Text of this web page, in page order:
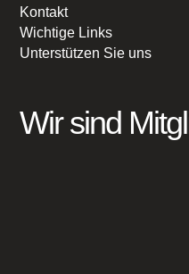
Kontakt
Wichtige Links
Unterstützen Sie uns
Wir sind